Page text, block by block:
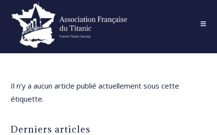
content
Il n’y a aucun article publié actuellement sous cette
étiquette.
Derniers articles